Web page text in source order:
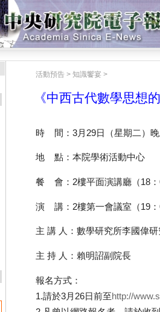
活動預告 > 知識饗宴 >
《中西古代數學思想
時 間：3月29日（星期二）
地 點：本院學術活動中心
餐 會：2樓平面演講廳（18：
演 講：2樓第一會議室（19：
主 講 人：數學研究所李國偉
主 持 人：賴明詔副院長
報名方式：
1.請於3月26日前至http://